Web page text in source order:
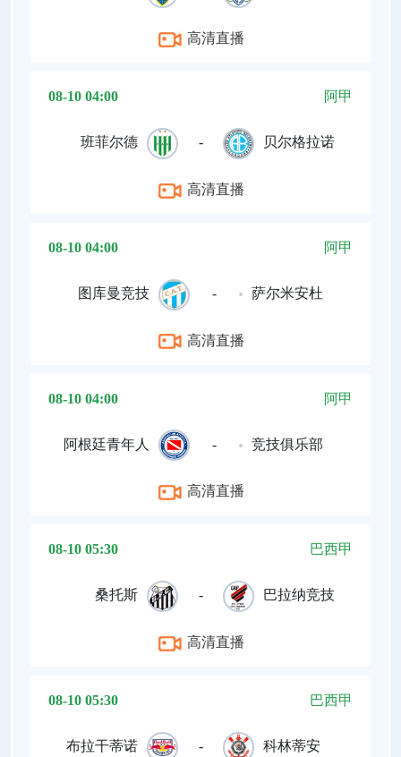
高清直播
08-10 04:00 阿甲
班菲尔德 - 贝尔格拉诺
高清直播
08-10 04:00 阿甲
图库曼竞技 - 萨尔米安杜
高清直播
08-10 04:00 阿甲
阿根廷青年人 - 竞技俱乐部
高清直播
08-10 05:30 巴西甲
桑托斯 - 巴拉纳竞技
高清直播
08-10 05:30 巴西甲
布拉干蒂诺 - 科林蒂安